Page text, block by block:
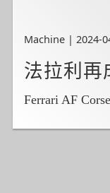
Machine | 2024-
法拉利再
Ferrari AF